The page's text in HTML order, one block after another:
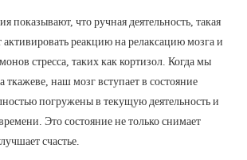
показывают, что ручная деятельность, такая
активировать реакцию на релаксацию мозга и
стресса, таких как кортизол. Когда мы
ткажеве, наш мозг вступает в состояние
погружены в текущую деятельность и
Это состояние не только снимает
счастье.